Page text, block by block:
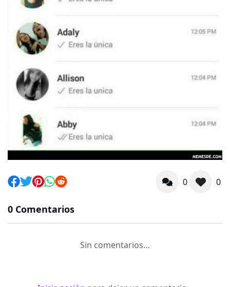
0 0
0 Comentarios
Sin comentarios…